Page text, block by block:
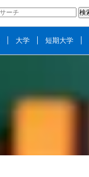
大学 短期大学